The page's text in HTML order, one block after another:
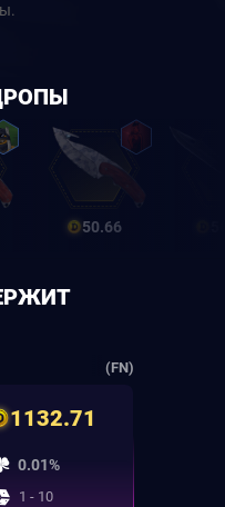
50.66
(FN)
1132.71
0.01%
1 - 10